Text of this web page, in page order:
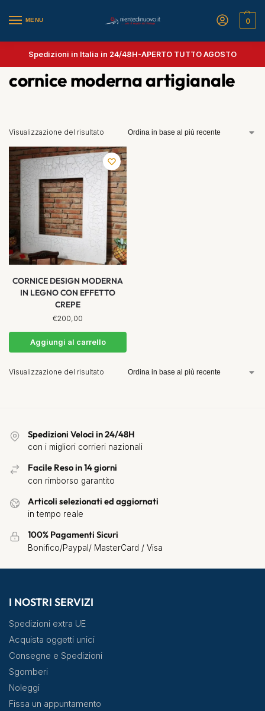
MENU 0
Spedizioni in Italia in 24/48H-APERTO TUTTO AGOSTO
cornice moderna artigianale
Visualizzazione del risultato
CORNICE DESIGN MODERNA
IN LEGNO CON EFFETTO
CREPE
€200,00
Aggiungi al carrello
Visualizzazione del risultato
Spedizioni Veloci in 24/48H
con i migliori corrieri nazionali
Facile Reso in 14 giorni
con rimborso garantito
Articoli selezionati ed aggiornati
in tempo reale
100% Pagamenti Sicuri
Bonifico/Paypal/ MasterCard / Visa
I NOSTRI SERVIZI
Spedizioni extra UE
Acquista oggetti unici
Consegne e Spedizioni
Sgomberi
Noleggi
Fissa un appuntamento